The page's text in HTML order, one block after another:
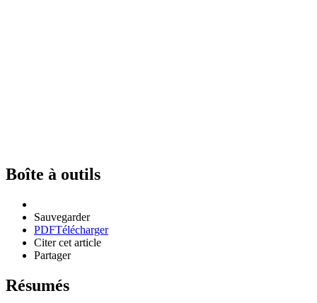
Boîte à outils
Sauvegarder
PDFTélécharger
Citer cet article
Partager
Résumés